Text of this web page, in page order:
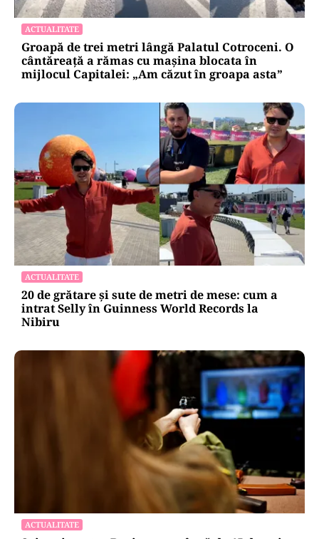
ACTUALITATE
Groapă de trei metri lângă Palatul Cotroceni. O
cântăreață a rămas cu mașina blocata în
mijlocul Capitalei: „Am căzut în groapa asta”
ACTUALITATE
20 de grătare și sute de metri de mese: cum a
intrat Selly în Guinness World Records la
Nibiru
ACTUALITATE